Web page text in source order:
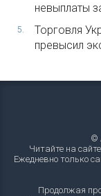
невыплаты
5.
Торговля
превысил
©
Читайте на
Ежедневно только
Продолжая